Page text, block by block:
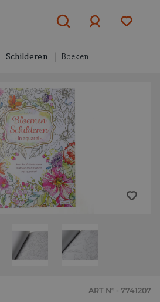
ofaanmelden
Schilderen Boeken
ART N° - 7741207